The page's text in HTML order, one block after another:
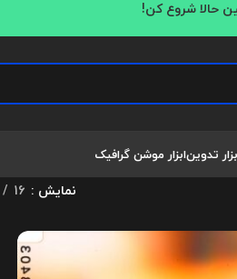
حالا شروع کن!
تدوینابزار موشن گرافیک
نمایش 16